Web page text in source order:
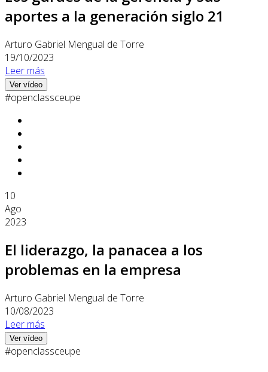
aportes a la generación siglo 21
Arturo Gabriel Mengual de Torre
19/10/2023
Leer más
Ver vídeo
#openclassceupe
10
Ago
2023
El liderazgo, la panacea a los
problemas en la empresa
Arturo Gabriel Mengual de Torre
10/08/2023
Leer más
Ver vídeo
#openclassceupe